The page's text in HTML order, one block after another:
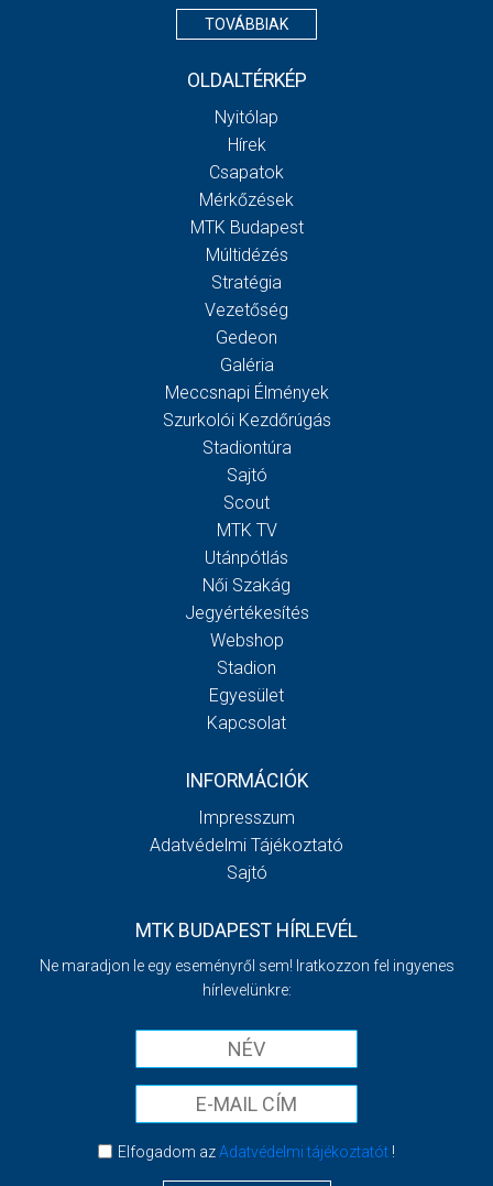
TOVÁBBIAK
OLDALTÉRKÉP
Nyitólap
Hírek
Csapatok
Mérkőzések
MTK Budapest
Múltidézés
Stratégia
Vezetőség
Gedeon
Galéria
Meccsnapi Élmények
Szurkolói Kezdőrúgás
Stadiontúra
Sajtó
Scout
MTK TV
Utánpótlás
Női Szakág
Jegyértékesítés
Webshop
Stadion
Egyesület
Kapcsolat
INFORMÁCIÓK
Impresszum
Adatvédelmi Tájékoztató
Sajtó
MTK BUDAPEST HÍRLEVÉL
Ne maradjon le egy eseményről sem! Iratkozzon fel ingyenes
hírlevelünkre:
Elfogadom azAdatvédelmi tájékoztatót!